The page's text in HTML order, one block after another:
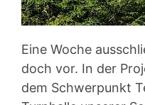
Eine Woche
doch vor. In der
dem Schwerpunkt